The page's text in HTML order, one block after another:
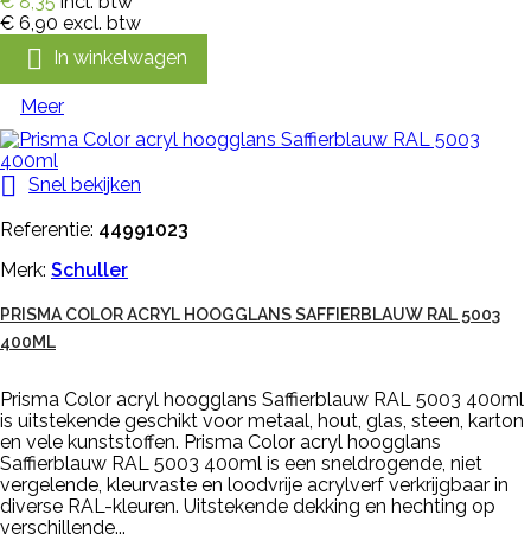
€ 6,90 excl. btw
 In winkelwagen
Meer
 Snel bekijken
Referentie: 44991023
Merk: Schuller
PRISMA COLOR ACRYL HOOGGLANS SAFFIERBLAUW RAL 5003
400ML
Prisma Color acryl hoogglans Saffierblauw RAL 5003 400ml
is uitstekende geschikt voor metaal, hout, glas, steen, karton
en vele kunststoffen. Prisma Color acryl hoogglans
Saffierblauw RAL 5003 400ml is een sneldrogende, niet
vergelende, kleurvaste en loodvrije acrylverf verkrijgbaar in
diverse RAL-kleuren. Uitstekende dekking en hechting op
verschillende...